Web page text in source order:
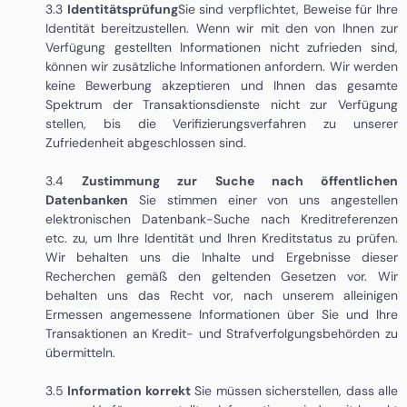
3.3 IdentitätsprüfungSie sind verpflichtet, Beweise für Ihre
Identität bereitzustellen. Wenn wir mit den von Ihnen zur
Verfügung gestellten Informationen nicht zufrieden sind,
können wir zusätzliche Informationen anfordern. Wir werden
keine Bewerbung akzeptieren und Ihnen das gesamte
Spektrum der Transaktionsdienste nicht zur Verfügung
stellen, bis die Verifizierungsverfahren zu unserer
Zufriedenheit abgeschlossen sind.
3.4Zustimmung zur Suche nach öffentlichen
Datenbanken Sie stimmen einer von uns angestellen
elektronischen Datenbank-Suche nach Kreditreferenzen
etc. zu, um Ihre Identität und Ihren Kreditstatus zu prüfen.
Wir behalten uns die Inhalte und Ergebnisse dieser
Recherchen gemäß den geltenden Gesetzen vor. Wir
behalten uns das Recht vor, nach unserem alleinigen
Ermessen angemessene Informationen über Sie und Ihre
Transaktionen an Kredit- und Strafverfolgungsbehörden zu
übermitteln.
3.5 Information korrektSie müssen sicherstellen, dass alle